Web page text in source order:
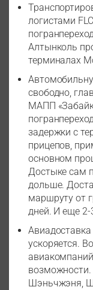
логистами
Алтынколь
терминалах
свободно,
МАПП
задержки с
прицепов,
основном
Достыке сам
дольше.
маршруту от
дней. И еще
ускоряется.
Шэньчжэня,